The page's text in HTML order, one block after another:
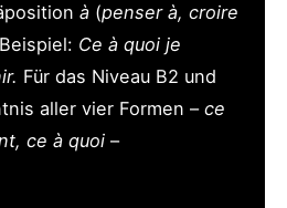
à (penser à, croire
Ce à quoi je
Für das Niveau B2 und
aller vier Formen – ce
ce à quoi –